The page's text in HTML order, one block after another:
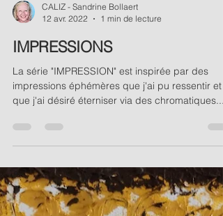
CALIZ - Sandrine Bollaert
IMPRESSIONS